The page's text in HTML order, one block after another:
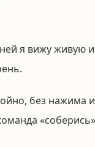
я вижу живую
без нажима